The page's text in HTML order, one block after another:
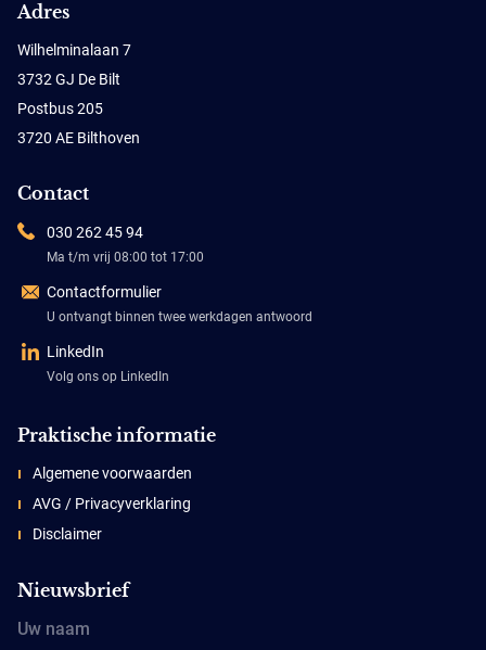
Adres
Wilhelminalaan 7
3732 GJ De Bilt
Postbus 205
3720 AE Bilthoven
Contact
030 262 45 94
Ma t/m vrij 08:00 tot 17:00
Contactformulier
U ontvangt binnen twee werkdagen antwoord
LinkedIn
Volg ons op LinkedIn
Praktische informatie
Algemene voorwaarden
AVG / Privacyverklaring
Disclaimer
Nieuwsbrief
Uw naam